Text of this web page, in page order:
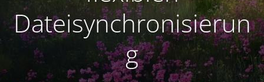
Dateisynchronisierun
g